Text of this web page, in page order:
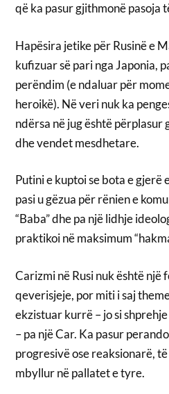
që ka pasur gjithmonë pasoja
Hapësira jetike për Rusinë e
kufizuar së pari nga Japonia,
perëndim (e ndaluar për
heroikë). Në veri nuk ka
ndërsa në jug është përplasur
dhe vendet mesdhetare.
Putini e kuptoi se bota e gjerë
pasi u gëzua për rënien e
“Baba” dhe pa një lidhje
praktikoi në maksimum
Carizmi në Rusi nuk është
qeverisjeje, por miti i saj
ekzistuar kurrë – jo si
– pa një Car. Ka pasur
progresivë ose reaksionarë,
mbyllur në pallatet e tyre.